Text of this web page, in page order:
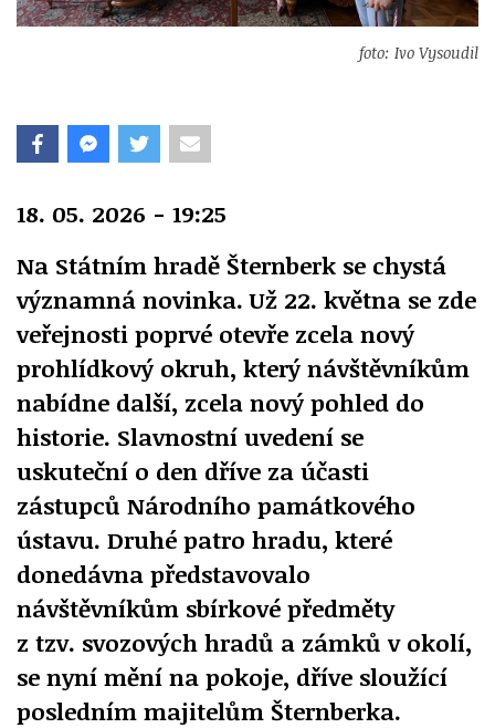
foto: Ivo Vysoudil
18. 05. 2026 - 19:25
Na Státním hradě Šternberk se chystá
významná novinka. Už 22. května se zde
veřejnosti poprvé otevře zcela nový
prohlídkový okruh, který návštěvníkům
nabídne další, zcela nový pohled do
historie. Slavnostní uvedení se
uskuteční o den dříve za účasti
zástupců Národního památkového
ústavu. Druhé patro hradu, které
donedávna představovalo
návštěvníkům sbírkové předměty
z tzv. svozových hradů a zámků v okolí,
se nyní mění na pokoje, dříve sloužící
posledním majitelům Šternberka.